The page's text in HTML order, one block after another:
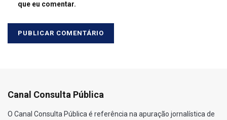
que eu comentar.
Canal Consulta Pública
O Canal Consulta Pública é referência na apuração jornalística de